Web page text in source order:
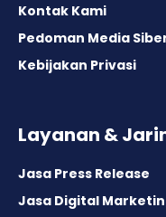
Kontak Kami
Pedoman Media
Kebijakan Privasi
Layanan &
Jasa Press Release
Jasa Digital